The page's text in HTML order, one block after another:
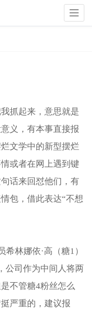
抓起来，意思就是
义，有本事直接报
文学中的新型摆烂
或者在网上遇到键
话来回怼他们，有
包，借此表达“不想
林娜依·高（糖1）
公司作为中间人将两
不管糖4粉丝怎么
严重的，建议报